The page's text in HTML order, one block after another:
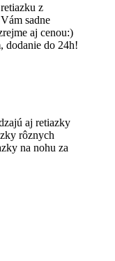
z
sadne
aj cenou:)
dodanie do 24h!
aj retiazky
rôznych
na nohu za